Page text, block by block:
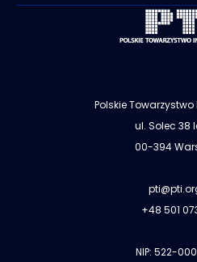
Polskie
ul. Solec 38
00-394
+48 501
NIP: 522-